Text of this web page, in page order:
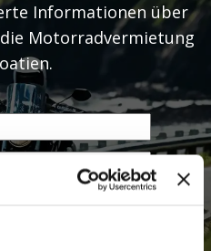
Informationen über
Motorradvermietung